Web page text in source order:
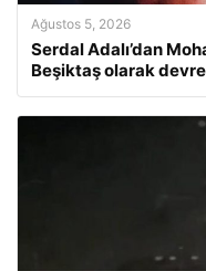
Ağustos 5, 2026
Serdal Adalı’dan
Beşiktaş olarak